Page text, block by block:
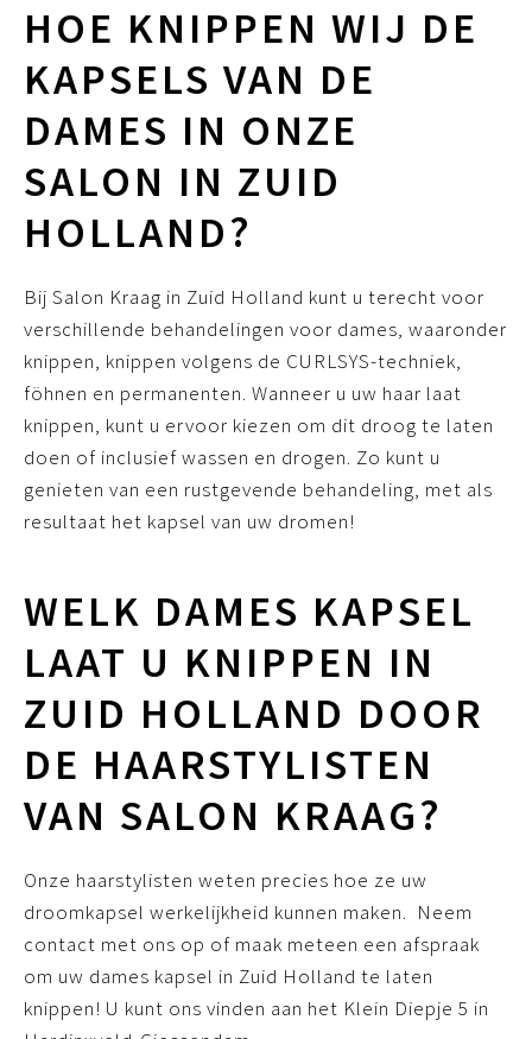
HOE KNIPPEN WIJ DE
KAPSELS VAN DE
DAMES IN ONZE
SALON IN ZUID
HOLLAND?
Bij Salon Kraag in Zuid Holland kunt u terecht voor
verschillende behandelingen voor dames, waaronder
knippen, knippen volgens de CURLSYS-techniek,
föhnen en permanenten. Wanneer u uw haar laat
knippen, kunt u ervoor kiezen om dit droog te laten
doen of inclusief wassen en drogen. Zo kunt u
genieten van een rustgevende behandeling, met als
resultaat het kapsel van uw dromen!
WELK DAMES KAPSEL
LAAT U KNIPPEN IN
ZUID HOLLAND DOOR
DE HAARSTYLISTEN
VAN SALON KRAAG?
Onze haarstylisten weten precies hoe ze uw
droomkapsel werkelijkheid kunnen maken. Neem
contact met ons op of maak meteen een afspraak
om uw dames kapsel in Zuid Holland te laten
knippen! U kunt ons vinden aan het Klein Diepje 5 in